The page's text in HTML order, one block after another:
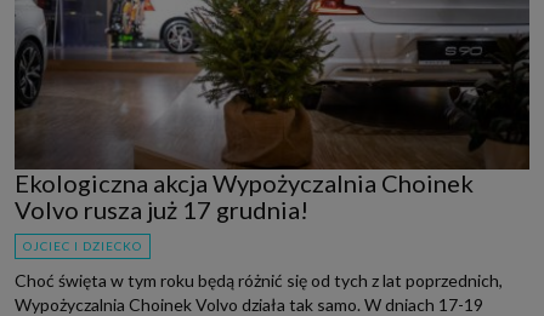
Ekologiczna akcja Wypożyczalnia Choinek
Volvo rusza już 17 grudnia!
OJCIEC I DZIECKO
Choć święta w tym roku będą różnić się od tych z lat poprzednich,
Wypożyczalnia Choinek Volvo działa tak samo. W dniach 17-19